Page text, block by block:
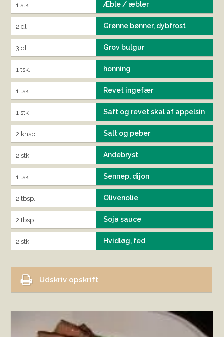
1 stk Æble / æbler
2 dl Grønne bønner, dybfrost
3 dl Grov bulgur
1 tsk. honning
1 tsk. Revet ingefær
1 stk Saft og revet skal af appelsin
2 knsp. Salt og peber
2 stk Andebryst
1 tsk. Sennep, dijon
2 tbsp. Olivenolie
2 tbsp. Soja sauce
2 stk Hvidløg, fed
Udskriv opskrift